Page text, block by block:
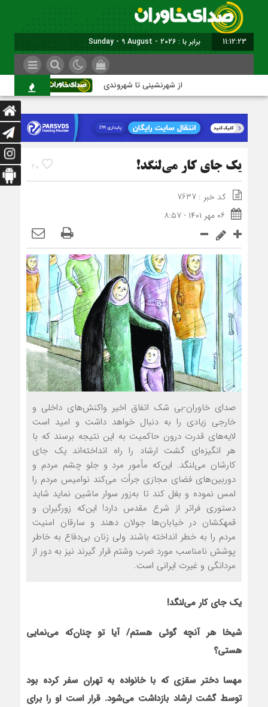
11:12:24 برابر با : Sunday - 9 August - 2026
از شهرنشینی تا شهروندی اصناف در
20 یک جای کار می‌لنگد!
کد خبر : 7637
۰۶ مهر ۱۴۰۱ - ۸:۵۷
صدای خاوران-بی ‏شک اتفاق اخیر واکنش‌های داخلی و
خارجی زیادی را به دنبال خواهد داشت و امید است
لایه‌های قدرت درون حاکمیت به این نتیجه برسند که با
هر انگیزه‌ای گشت ارشاد را راه انداخته‌اند یک جای
کارشان می‌لنگد. این‌که مأمور مرد و جلو چشم مردم و
دوربین‌های فضای مجازی جرأت می‌کند نوامیس مردم را
لمس نموده و بغل کند تا به‌زور سوار ماشین نماید شاید
دستوری فراتر از شرع مقدس دارد! این‌که زورگیران و
قمه‏کشان در خیابان‌ها جولان دهند و سارقان امنیت
مردم را به خطر انداخته باشند ولی زنان بی‌دفاع به خاطر
پوشش نامناسب مورد ضرب وشتم قرار گیرند نیز به دور از
مردانگی و غیرت ایرانی است.
یک جای کار می‌لنگد!
شیخا هر آنچه گوئی هستم/ آیا تو چنان‌که می‌نمایی
هستی؟
مهسا دختر سقزی که با خانواده به تهران سفر کرده بود
توسط گشت ارشاد بازداشت می‌شود. قرار است او را برای